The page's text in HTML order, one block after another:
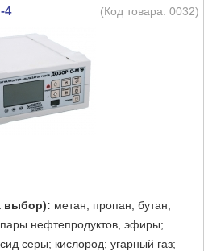
4
(Код товара: 0032)
выбор): метан, пропан, бутан,
нефтепродуктов, эфиры;
серы; кислород; угарный газ;